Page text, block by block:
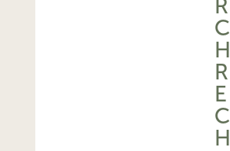
R
C
H
R
E
C
H